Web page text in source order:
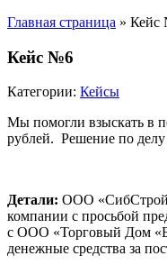
Главная страница » Кейс
Кейс №6
Категории: Кейсы
Мы помогли взыскать в
рублей. Решение по
Детали: ООО
компании с просьбой
с ООО «Торговый Дом
денежные средства за